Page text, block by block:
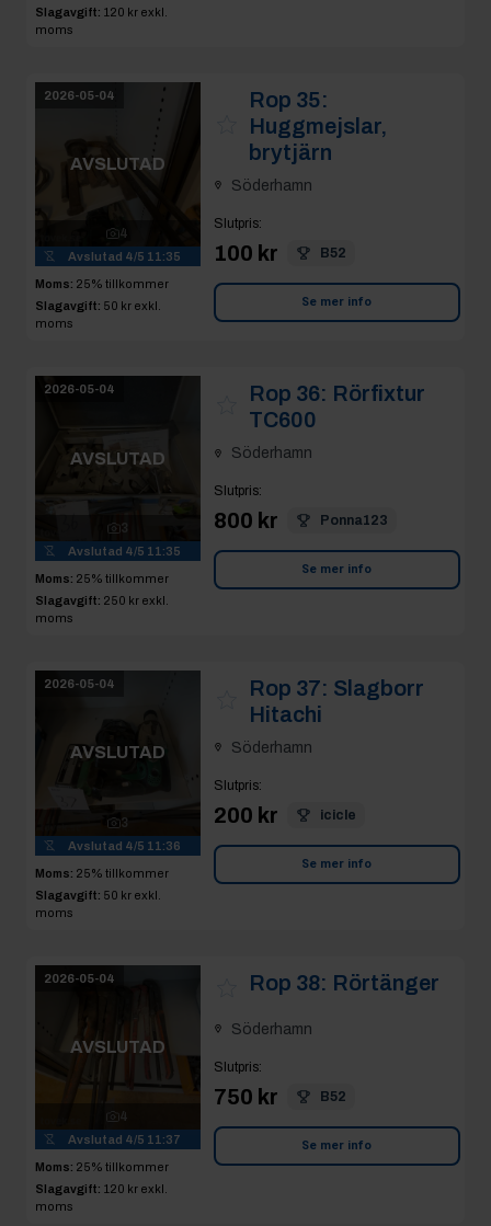
Slagavgift: 120 kr exkl.
moms
2026-05-04
AVSLUTAD
4
Avslutad 4/5 11:35
Moms: 25% tillkommer
Slagavgift: 50 kr exkl.
moms
Rop 35:
Huggmejslar,
brytjärn
Söderhamn
Slutpris:
100 kr B52
Se mer info
2026-05-04
AVSLUTAD
3
Avslutad 4/5 11:35
Moms: 25% tillkommer
Slagavgift: 250 kr exkl.
moms
Rop 36: Rörfixtur
TC600
Söderhamn
Slutpris:
800 kr Ponna123
Se mer info
2026-05-04
AVSLUTAD
3
Avslutad 4/5 11:36
Moms: 25% tillkommer
Slagavgift: 50 kr exkl.
moms
Rop 37: Slagborr
Hitachi
Söderhamn
Slutpris:
200 kr icicle
Se mer info
2026-05-04
AVSLUTAD
4
Avslutad 4/5 11:37
Moms: 25% tillkommer
Slagavgift: 120 kr exkl.
moms
Rop 38: Rörtänger
Söderhamn
Slutpris:
750 kr B52
Se mer info